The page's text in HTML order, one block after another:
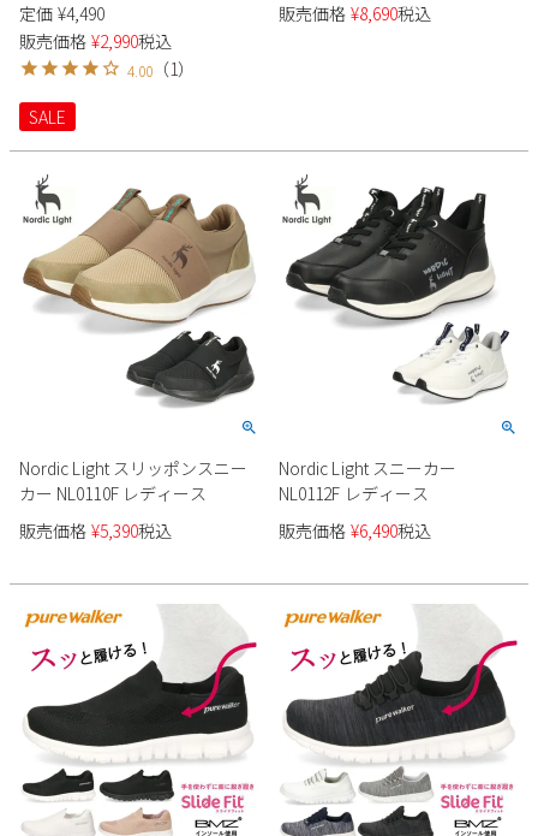
定価 ¥4,490
販売価格 ¥2,990税込
4.00 （1）
SALE
販売価格 ¥8,690税込
Nordic Light スリッポンスニー
カー NL0110F レディース
販売価格 ¥5,390税込
Nordic Light スニーカー
NL0112F レディース
販売価格 ¥6,490税込